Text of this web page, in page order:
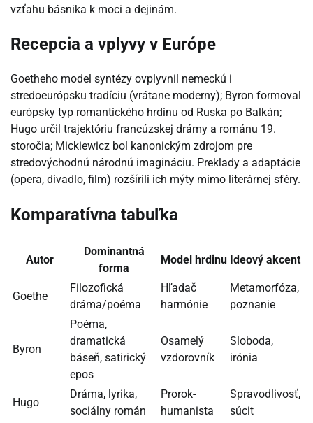
vzťahu básnika k moci a dejinám.
Recepcia a vplyvy v Európe
Goetheho model syntézy ovplyvnil nemeckú i
stredoeurópsku tradíciu (vrátane moderny); Byron formoval
európsky typ romantického hrdinu od Ruska po Balkán;
Hugo určil trajektóriu francúzskej drámy a románu 19.
storočia; Mickiewicz bol kanonickým zdrojom pre
stredovýchodnú národnú imagináciu. Preklady a adaptácie
(opera, divadlo, film) rozšírili ich mýty mimo literárnej sféry.
Komparatívna tabuľka
Autor
Dominantná
forma
Model hrdinu Ideový akcent
Goethe
Filozofická
dráma/poéma
Hľadač
harmónie
Metamorfóza,
poznanie
Byron
Poéma,
dramatická
báseň, satirický
epos
Osamelý
vzdorovník
Sloboda,
irónia
Hugo
Dráma, lyrika,
sociálny román
Prorok-
humanista
Spravodlivosť,
súcit